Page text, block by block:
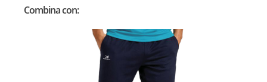
Combina con: